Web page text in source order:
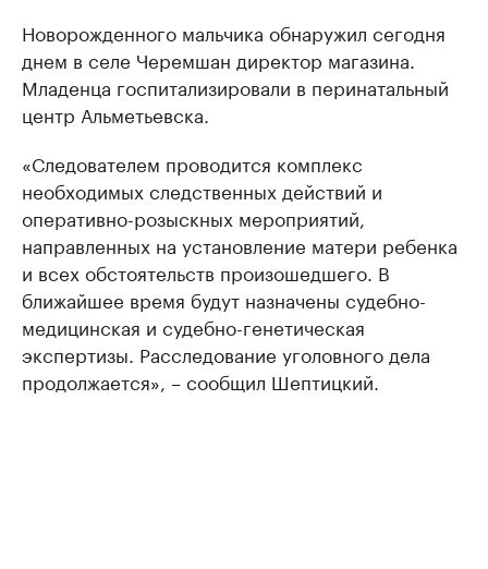
Новорожденного мальчика обнаружил сегодня
днем в селе Черемшан директор магазина.
Младенца госпитализировали в перинатальный
центр Альметьевска.
«Следователем проводится комплекс
необходимых следственных действий и
оперативно-розыскных мероприятий,
направленных на установление матери ребенка
и всех обстоятельств произошедшего. В
ближайшее время будут назначены судебно-
медицинская и судебно-генетическая
экспертизы. Расследование уголовного дела
продолжается», – сообщил Шептицкий.